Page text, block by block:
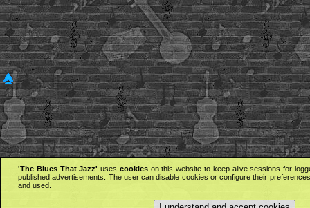
'The Blues That Jazz' uses cookieson this website to keep alive sessions for
published advertisements. The user can disable cookies or configure their
and used.